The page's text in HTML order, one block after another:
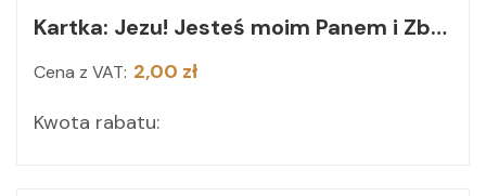
Kartka: Jezu! Jesteś moim Panem i Zbawicielem
Cena z VAT: 2,00 zł
Kwota rabatu: